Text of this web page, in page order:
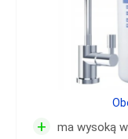
+ ma wysoką